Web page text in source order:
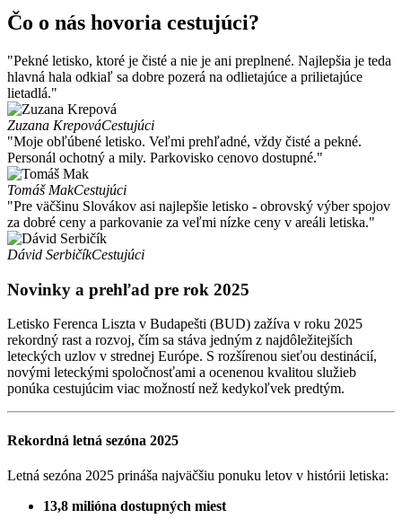
Čo o nás hovoria cestujúci?
"Pekné letisko, ktoré je čisté a nie je ani preplnené. Najlepšia je teda
hlavná hala odkiaľ sa dobre pozerá na odlietajúce a prilietajúce
lietadlá."
Zuzana KrepováCestujúci
"Moje obľúbené letisko. Veľmi prehľadné, vždy čisté a pekné.
Personál ochotný a mily. Parkovisko cenovo dostupné."
Tomáš MakCestujúci
"Pre väčšinu Slovákov asi najlepšie letisko - obrovský výber spojov
za dobré ceny a parkovanie za veľmi nízke ceny v areáli letiska."
Dávid SerbičíkCestujúci
Novinky a prehľad pre rok 2025
Letisko Ferenca Liszta v Budapešti (BUD) zažíva v roku 2025
rekordný rast a rozvoj, čím sa stáva jedným z najdôležitejších
leteckých uzlov v strednej Európe. S rozšírenou sieťou destinácií,
novými leteckými spoločnosťami a ocenenou kvalitou služieb
ponúka cestujúcim viac možností než kedykoľvek predtým.
Rekordná letná sezóna 2025
Letná sezóna 2025 prináša najväčšiu ponuku letov v histórii letiska:
13,8 milióna dostupných miest